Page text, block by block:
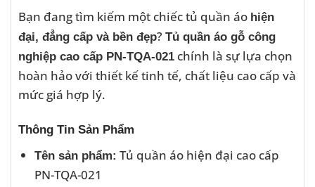
Bạn đang tìm kiếm một chiếc tủ quần áo hiện
đại, đẳng cấp và bền đẹp? Tủ quần áo gỗ công
nghiệp cao cấp PN-TQA-021 chính là sự lựa chọn
hoàn hảo với thiết kế tinh tế, chất liệu cao cấp và
mức giá hợp lý.
Thông Tin Sản Phẩm
Tên sản phẩm: Tủ quần áo hiện đại cao cấp
PN-TQA-021